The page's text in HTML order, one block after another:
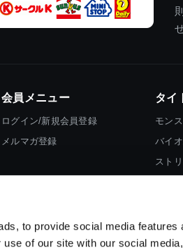
to provide social media features
of our site with our social
会員メニュー
ログイン/新規会員登録
メルマガ登録
タイ
モン
バイ
スト